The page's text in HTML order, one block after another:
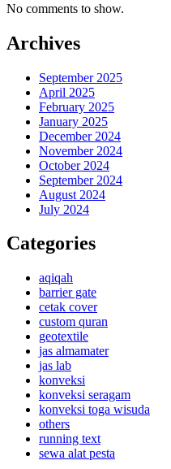
No comments to show.
Archives
September 2025
April 2025
February 2025
January 2025
December 2024
November 2024
October 2024
September 2024
August 2024
July 2024
Categories
aqiqah
barrier gate
cetak cover
custom quran
geotextile
jas almamater
jas lab
konveksi
konveksi seragam
konveksi toga wisuda
others
running text
sewa alat pesta